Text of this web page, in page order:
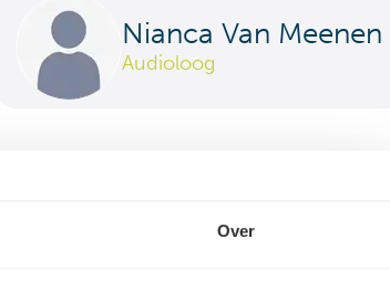
Over
Nianca Van Meenen
Audioloog